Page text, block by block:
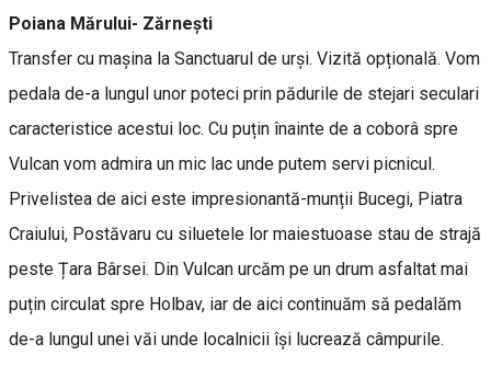
Poiana Mărului- Zărnești
Transfer cu mașina la Sanctuarul de urși. Vizită opțională. Vom
pedala de-a lungul unor poteci prin pădurile de stejari seculari
caracteristice acestui loc. Cu puțin înainte de a coborâ spre
Vulcan vom admira un mic lac unde putem servi picnicul.
Privelistea de aici este impresionantă-munții Bucegi, Piatra
Craiului, Postăvaru cu siluetele lor maiestuoase stau de strajă
peste Țara Bârsei. Din Vulcan urcăm pe un drum asfaltat mai
puțin circulat spre Holbav, iar de aici continuăm să pedalăm
de-a lungul unei văi unde localnicii își lucrează câmpurile.